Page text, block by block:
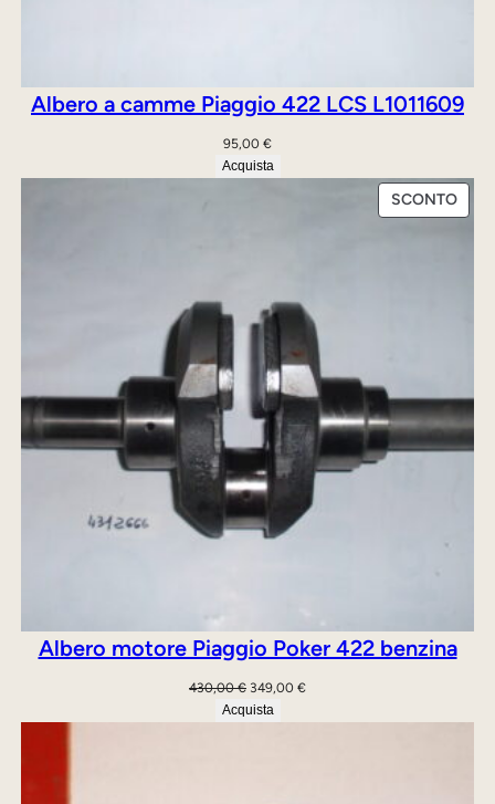
Albero a camme Piaggio 422 LCS L1011609
95,00 €
Acquista
SCONTO
IN
Albero motore Piaggio Poker 422 benzina
430,00€ Il
prezzo
349,00 €Il
Acquista